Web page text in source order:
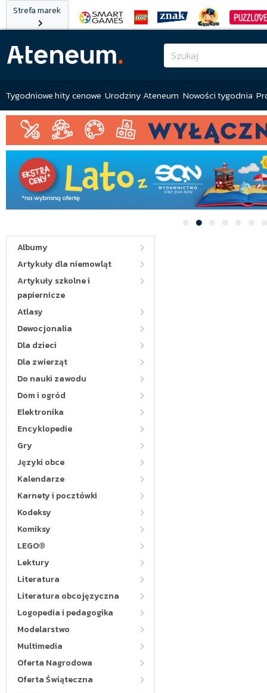
Strefa marek
Tygodniowe hity cenowe Urodziny Ateneum Nowości tygodnia
Albumy
Artykuły dla niemowląt
Artykuły szkolne i
papiernicze
Atlasy
Dewocjonalia
Dla dzieci
Dla zwierząt
Do nauki zawodu
Dom i ogród
Elektronika
Encyklopedie
Gry
Języki obce
Kalendarze
Karnety i pocztówki
Kodeksy
Komiksy
LEGO®
Lektury
Literatura
Literatura obcojęzyczna
Logopedia i pedagogika
Modelarstwo
Multimedia
Oferta Nagrodowa
Oferta Świąteczna